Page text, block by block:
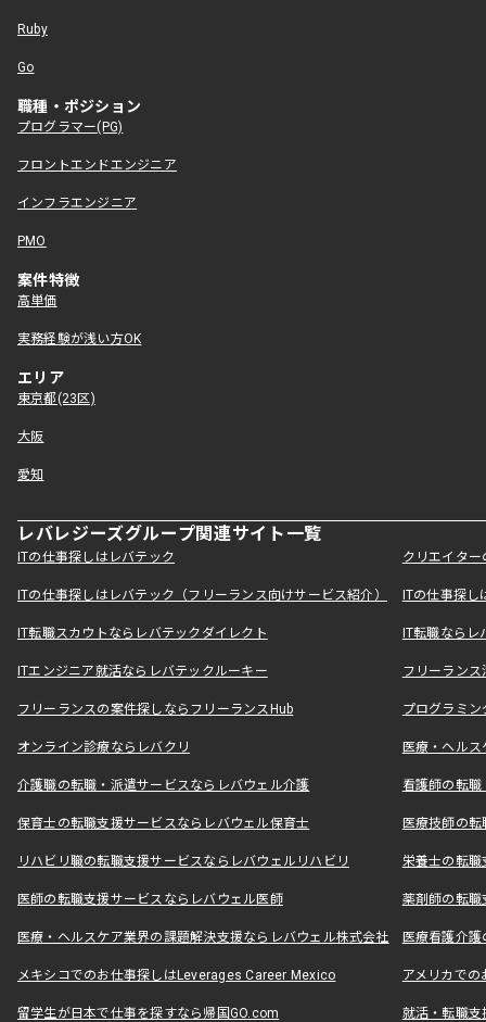
Ruby
Go
職種・ポジション
プログラマー(PG)
フロントエンドエンジニア
インフラエンジニア
PMO
案件特徴
高単価
実務経験が浅い方OK
エリア
東京都(23区)
大阪
愛知
レバレジーズグループ関連サイト一覧
ITの仕事探しはレバテック クリエイタ
ITの仕事探しはレバテック（フリーランス向けサービス紹介） ITの仕事探
IT転職スカウトならレバテックダイレクト IT転職なら
ITエンジニア就活ならレバテックルーキー フリーラン
フリーランスの案件探しならフリーランスHub プログラミ
オンライン診療ならレバクリ 医療・ヘル
介護職の転職・派遣サービスならレバウェル介護 看護師の転
保育士の転職支援サービスならレバウェル保育士 医療技師の
リハビリ職の転職支援サービスならレバウェルリハビリ 栄養士の転
医師の転職支援サービスならレバウェル医師 薬剤師の転
医療・ヘルスケア業界の課題解決支援ならレバウェル株式会社 医療看護介
メキシコでのお仕事探しはLeverages Career Mexico アメリカで
留学生が日本で仕事を探すなら帰国GO.com 就活・転職